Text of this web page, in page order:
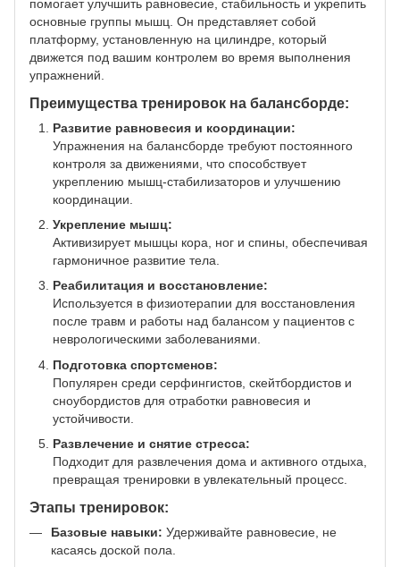
помогает улучшить равновесие, стабильность и укрепить
основные группы мышц. Он представляет собой
платформу, установленную на цилиндре, который
движется под вашим контролем во время выполнения
упражнений.
Преимущества тренировок на балансборде:
Развитие равновесия и координации:
Упражнения на балансборде требуют постоянного
контроля за движениями, что способствует
укреплению мышц-стабилизаторов и улучшению
координации.
Укрепление мышц:
Активизирует мышцы кора, ног и спины, обеспечивая
гармоничное развитие тела.
Реабилитация и восстановление:
Используется в физиотерапии для восстановления
после травм и работы над балансом у пациентов с
неврологическими заболеваниями.
Подготовка спортсменов:
Популярен среди серфингистов, скейтбордистов и
сноубордистов для отработки равновесия и
устойчивости.
Развлечение и снятие стресса:
Подходит для развлечения дома и активного отдыха,
превращая тренировки в увлекательный процесс.
Этапы тренировок:
Базовые навыки: Удерживайте равновесие, не
касаясь доской пола.